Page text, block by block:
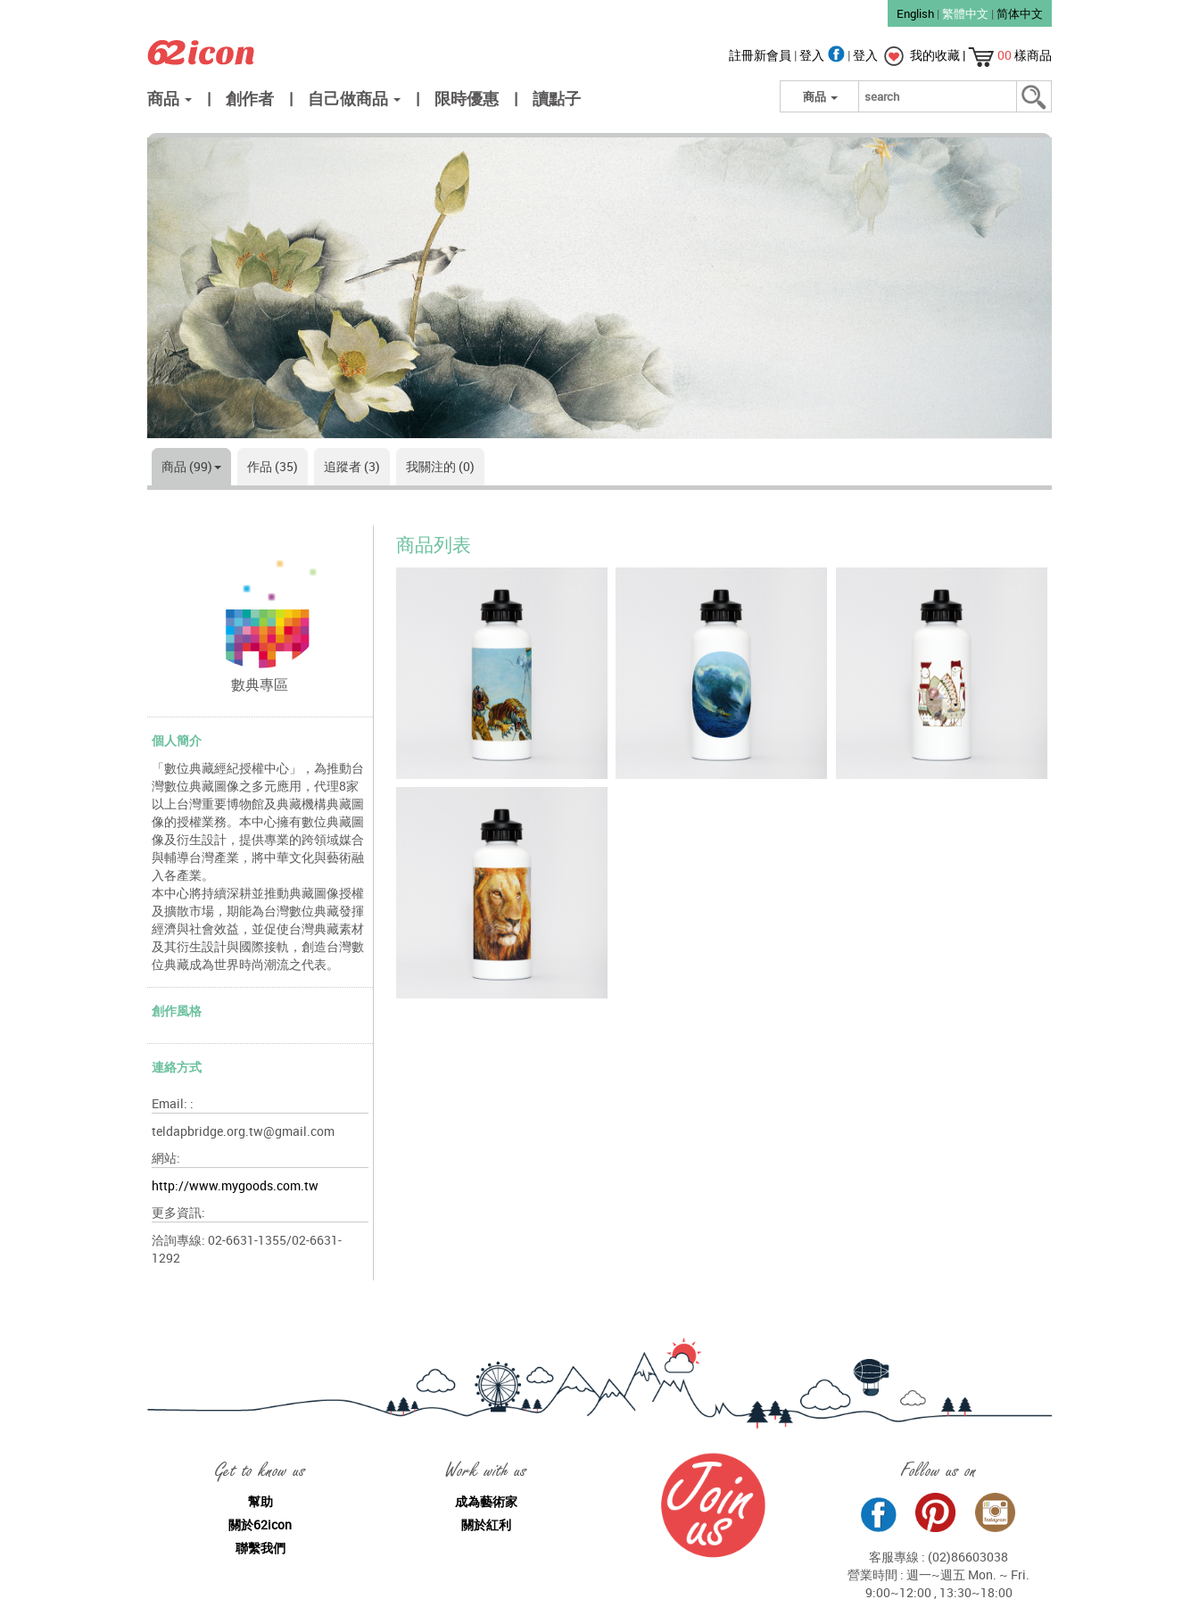
English | 繁體中文 | 简体中文
註冊新會員 |登入 |登入 我的收藏 | 00 樣商品
商品
商品 | 創作者 | 自己做商品 | 限時優惠 | 讀點子
商品 (99) 作品 (35) 追蹤者 (3) 我關注的 (0)
數典專區
個人簡介
「數位典藏經紀授權中心」，為推動台
灣數位典藏圖像之多元應用，代理8家
以上台灣重要博物館及典藏機構典藏圖
像的授權業務。本中心擁有數位典藏圖
像及衍生設計，提供專業的跨領域媒合
與輔導台灣產業，將中華文化與藝術融
入各產業。
本中心將持續深耕並推動典藏圖像授權
及擴散市場，期能為台灣數位典藏發揮
經濟與社會效益，並促使台灣典藏素材
及其衍生設計與國際接軌，創造台灣數
位典藏成為世界時尚潮流之代表。
創作風格
連絡方式
Email: :
teldapbridge.org.tw@gmail.com
網站:
http://www.mygoods.com.tw
更多資訊:
洽詢專線: 02-6631-1355/02-6631-
1292
商品列表
Get to know us
幫助
關於62icon
聯繫我們
Work with us
成為藝術家
關於紅利
Follow us on
客服專線 : (02)86603038
營業時間 : 週一~週五 Mon. ~ Fri.
9:00~12:00 , 13:30~18:00